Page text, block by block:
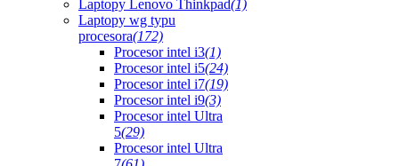
Laptopy Lenovo Thinkpad(1)
Laptopy wg typu
procesora(172)
Procesor intel i3(1)
Procesor intel i5(24)
Procesor intel i7(19)
Procesor intel i9(3)
Procesor intel Ultra
5(29)
Procesor intel Ultra